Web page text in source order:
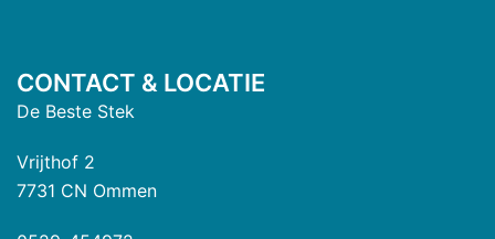
CONTACT & LOCATIE
De Beste Stek
Vrijthof 2
7731 CN Ommen